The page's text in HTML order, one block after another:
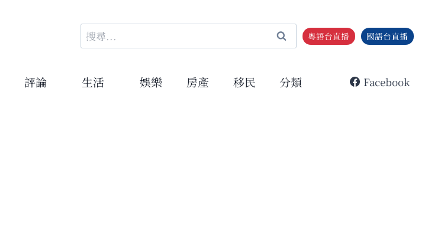
搜
尋
鍵
粵語台直播 國語台直播
評論 生活 娛樂 房產 移民 分類 Facebook